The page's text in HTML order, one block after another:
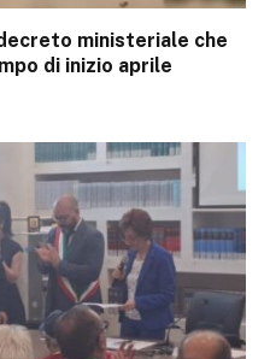
ministeriale che
di inizio aprile